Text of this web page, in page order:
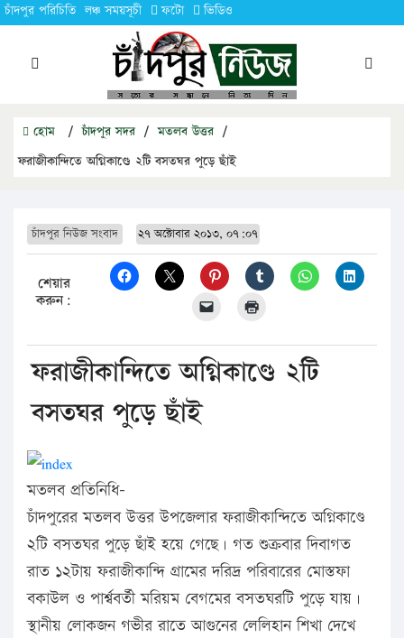
চাঁদপুর পরিচিতি লঞ্চ সময়সূচী ফটো ভিডিও
হোম / চাঁদপুর সদর / মতলব উত্তর /
ফরাজীকান্দিতে অগ্নিকাণ্ডে ২টি বসতঘর পুড়ে ছাঁই
চাঁদপুর নিউজ সংবাদ ২৭ অক্টোবার ২০১৩, ০৭:০৭
শেয়ার
করুন:
ফরাজীকান্দিতে অগ্নিকাণ্ডে ২টি
বসতঘর পুড়ে ছাঁই
মতলব প্রতিনিধি-
চাঁদপুরের মতলব উত্তর উপজেলার ফরাজীকান্দিতে অগ্নিকাণ্ডে
২টি বসতঘর পুড়ে ছাঁই হয়ে গেছে। গত শুক্রবার দিবাগত
রাত ১২টায় ফরাজীকান্দি গ্রামের দরিদ্র পরিবারের মোস্তফা
বকাউল ও পার্শ্ববর্তী মরিয়ম বেগমের বসতঘরটি পুড়ে যায়।
স্থানীয় লোকজন গভীর রাতে আগুনের লেলিহান শিখা দেখে